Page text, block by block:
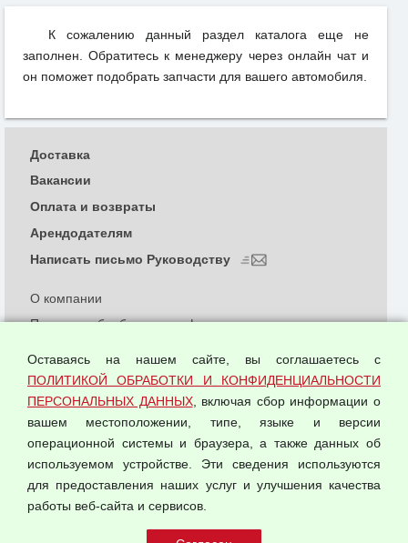
К сожалению данный раздел каталога еще не
заполнен. Обратитесь к менеджеру через онлайн чат и
он поможет подобрать запчасти для вашего автомобиля.
© 2026 ООО "Феникс"
О компании
Политика обработки и конфиденциальности
Согласием на обработку персональных данных
Оферта оптовой купли-продажи
Публичная оферта
Доставка
Вакансии
Оплата и возвраты
Арендодателям
Написать письмо Руководству
Оставаясь на нашем сайте, вы соглашаетесь с
ПОЛИТИКОЙ ОБРАБОТКИ И КОНФИДЕНЦИАЛЬНОСТИ
ПЕРСОНАЛЬНЫХ ДАННЫХ, включая сбор информации о
вашем местоположении, типе, языке и версии
операционной системы и браузера, а также данных об
используемом устройстве. Эти сведения используются
для предоставления наших услуг и улучшения качества
работы веб-сайта и сервисов.